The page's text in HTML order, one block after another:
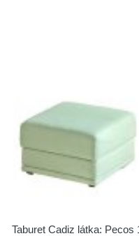
Taburet Cadiz látka: Pecos